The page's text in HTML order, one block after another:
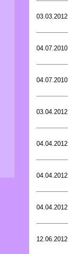
03.03.2012
04.07.2010
04.07.2010
03.04.2012
04.04.2012
04.04.2012
04.04.2012
12.06.2012